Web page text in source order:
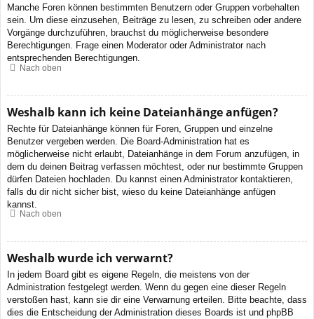
Manche Foren können bestimmten Benutzern oder Gruppen vorbehalten
sein. Um diese einzusehen, Beiträge zu lesen, zu schreiben oder andere
Vorgänge durchzuführen, brauchst du möglicherweise besondere
Berechtigungen. Frage einen Moderator oder Administrator nach
entsprechenden Berechtigungen.
Nach oben
Weshalb kann ich keine Dateianhänge anfügen?
Rechte für Dateianhänge können für Foren, Gruppen und einzelne
Benutzer vergeben werden. Die Board-Administration hat es
möglicherweise nicht erlaubt, Dateianhänge in dem Forum anzufügen, in
dem du deinen Beitrag verfassen möchtest, oder nur bestimmte Gruppen
dürfen Dateien hochladen. Du kannst einen Administrator kontaktieren,
falls du dir nicht sicher bist, wieso du keine Dateianhänge anfügen
kannst.
Nach oben
Weshalb wurde ich verwarnt?
In jedem Board gibt es eigene Regeln, die meistens von der
Administration festgelegt werden. Wenn du gegen eine dieser Regeln
verstoßen hast, kann sie dir eine Verwarnung erteilen. Bitte beachte, dass
dies die Entscheidung der Administration dieses Boards ist und phpBB